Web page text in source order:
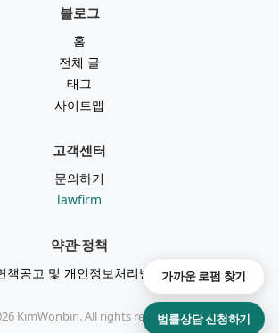
블로그
홈
전체 글
태그
사이트맵
고객센터
문의하기
lawfirm
약관·정책
책공고 및 개인정보처리방침
KimWonbin. All rights reserved.
가까운 로펌 찾기
법률상담 신청하기